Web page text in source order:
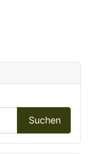
Suchen